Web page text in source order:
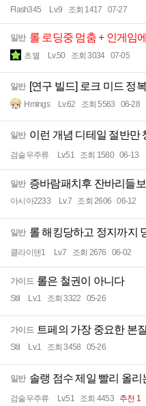
Flash345 Lv.9 조회 1417 07-27
일반 롤 로딩중 멈춤 + 인게임
초별 Lv.50 조회 3034 07-05
일반 [연구 빌드] 로크 미드 정
Hmings Lv.62 조회 5563 06-28
일반 이런 개념 디테일 절반만
검술우주류 Lv.51 조회 1580 06-13
일반 증바람패치후 잔바리들
아시아2233 Lv.7 조회 2606 06-12
일반 롤 해킹당하고 정지까지
클라이덴1 Lv.7 조회 2676 06-02
가이드 롤은 철권이 아니다
Stil Lv.1 조회 3322 05-26
가이드 트페의 가장 중요한 본질
Stil Lv.1 조회 3458 05-26
일반 솔랭 점수 제일 빨리 올리
검술우주류 Lv.51 조회 4453 추천 1